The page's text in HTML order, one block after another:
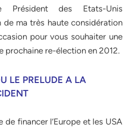
Président des Etats-Unis
de ma très haute considération
pour vous souhaiter une
prochaine re-élection en 2012.
LE PRELUDE A LA
financer l’Europe et les USA